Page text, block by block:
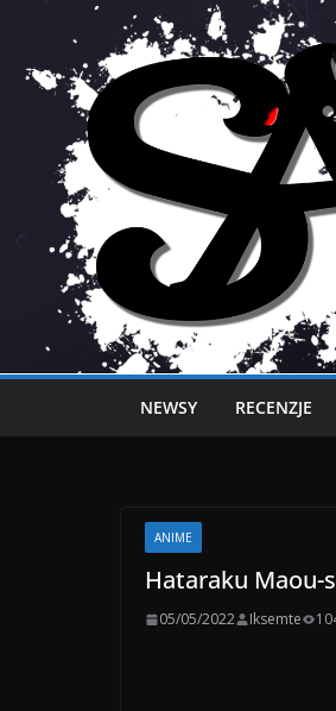
NEWSY RECENZJE
ANIME
Hataraku Maou-
05/05/2022 Iksemte